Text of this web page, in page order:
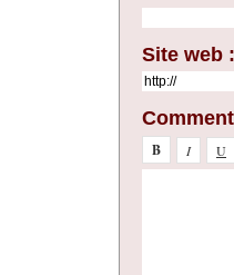
Site web :